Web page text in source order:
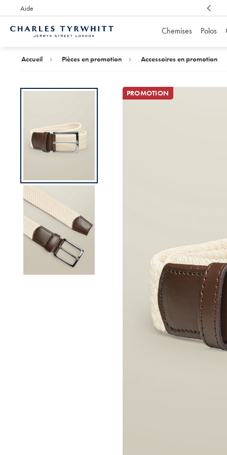
Aide
Un service client récompensé
Chemises Polos
Accueil Pièces en promotion Accessoires en promotion
PROMOTION